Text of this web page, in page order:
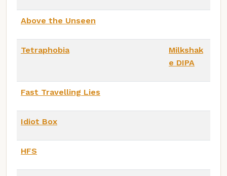
Above the Unseen
Tetraphobia
Milkshak
e DIPA
Fast Travelling Lies
Idiot Box
HFS